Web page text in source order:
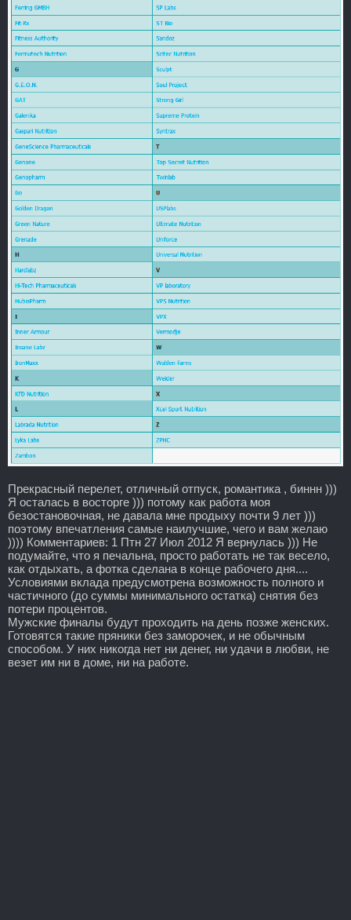
Прекрасный перелет, отличный отпуск, романтика , биннн )))
Я осталась в восторге ))) потому как работа моя
безостановочная, не давала мне продыху почти 9 лет )))
поэтому впечатления самые наилучшие, чего и вам желаю
)))) Комментариев: 1 Птн 27 Июл 2012 Я вернулась ))) Не
подумайте, что я печальна, просто работать не так весело,
как отдыхать, а фотка сделана в конце рабочего дня....
Условиями вклада предусмотрена возможность полного и
частичного (до суммы минимального остатка) снятия без
потери процентов.
Мужские финалы будут проходить на день позже женских.
Готовятся такие пряники без заморочек, и не обычным
способом. У них никогда нет ни денег, ни удачи в любви, не
везет им ни в доме, ни на работе.